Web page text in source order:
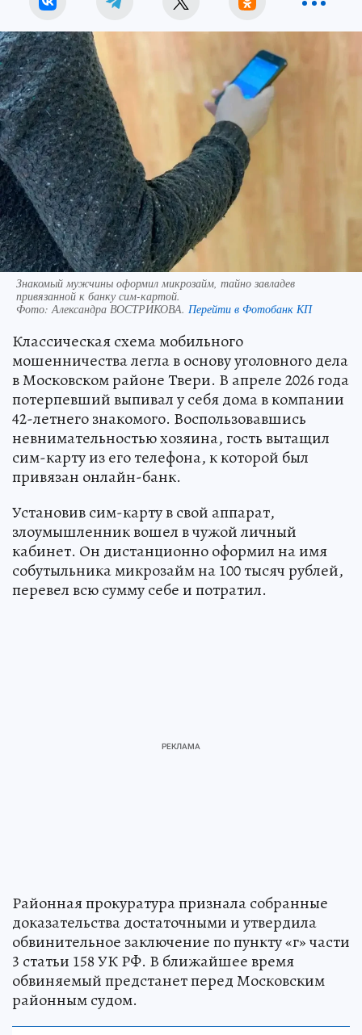
Знакомый мужчины оформил микрозайм, тайно завладев
привязанной к банку сим-картой.
Фото: Александра ВОСТРИКОВА. Перейти в Фотобанк КП
Классическая схема мобильного
мошенничества легла в основу уголовного дела
в Московском районе Твери. В апреле 2026 года
потерпевший выпивал у себя дома в компании
42-летнего знакомого. Воспользовавшись
невнимательностью хозяина, гость вытащил
сим-карту из его телефона, к которой был
привязан онлайн-банк.
Установив сим-карту в свой аппарат,
злоумышленник вошел в чужой личный
кабинет. Он дистанционно оформил на имя
собутыльника микрозайм на 100 тысяч рублей,
перевел всю сумму себе и потратил.
Районная прокуратура признала собранные
доказательства достаточными и утвердила
обвинительное заключение по пункту «г» части
3 статьи 158 УК РФ. В ближайшее время
обвиняемый предстанет перед Московским
районным судом.